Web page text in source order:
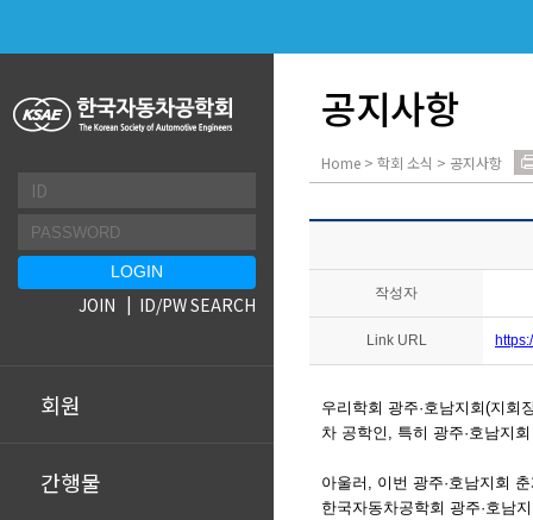
회원
간행물
JOIN ID/PW SEARCH
공지사항
Home > 학회 소식 > 공지사항
작성자
Link URL
우리학회 광주·호남지회(지
차 공학인, 특히 광주·호남지
아울러 , 이번 광주·호남지회
한국자동차공학회 광주·호남